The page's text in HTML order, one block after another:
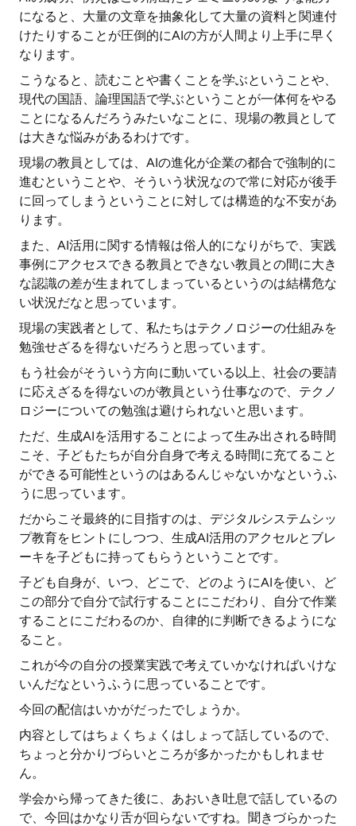
になると、大量の文章を抽象化して大量の資料と関連付
けたりすることが圧倒的にAIの方が人間より上手に早く
なります。
こうなると、読むことや書くことを学ぶということや、
現代の国語、論理国語で学ぶということが一体何をやる
ことになるんだろうみたいなことに、現場の教員として
は大きな悩みがあるわけです。
現場の教員としては、AIの進化が企業の都合で強制的に
進むということや、そういう状況なので常に対応が後手
に回ってしまうということに対しては構造的な不安があ
ります。
また、AI活用に関する情報は俗人的になりがちで、実践
事例にアクセスできる教員とできない教員との間に大き
な認識の差が生まれてしまっているというのは結構危な
い状況だなと思っています。
現場の実践者として、私たちはテクノロジーの仕組みを
勉強せざるを得ないだろうと思っています。
もう社会がそういう方向に動いている以上、社会の要請
に応えざるを得ないのが教員という仕事なので、テクノ
ロジーについての勉強は避けられないと思います。
ただ、生成AIを活用することによって生み出される時間
こそ、子どもたちが自分自身で考える時間に充てること
ができる可能性というのはあるんじゃないかなというふ
うに思っています。
だからこそ最終的に目指すのは、デジタルシステムシッ
プ教育をヒントにしつつ、生成AI活用のアクセルとブレ
ーキを子どもに持ってもらうということです。
子ども自身が、いつ、どこで、どのようにAIを使い、ど
この部分で自分で試行することにこだわり、自分で作業
することにこだわるのか、自律的に判断できるようにな
ること。
これが今の自分の授業実践で考えていかなければいけな
いんだなというふうに思っていることです。
今回の配信はいかがだったでしょうか。
内容としてはちょくちょくはしょって話しているので、
ちょっと分かりづらいところが多かったかもしれませ
ん。
学会から帰ってきた後に、あおいき吐息で話しているの
で、今回はかなり舌が回らないですね。聞きづらかった